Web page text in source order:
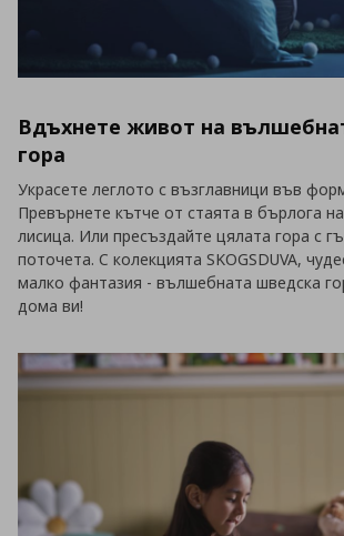
Вдъхнете живот на
гора
Украсете леглото с възглавници във
Превърнете кътче от стаята в бърлога
лисица. Или пресъздайте цялата гора с
поточета. С колекцията SKOGSDUVA,
малко фантазия - вълшебната шведска
дома ви!